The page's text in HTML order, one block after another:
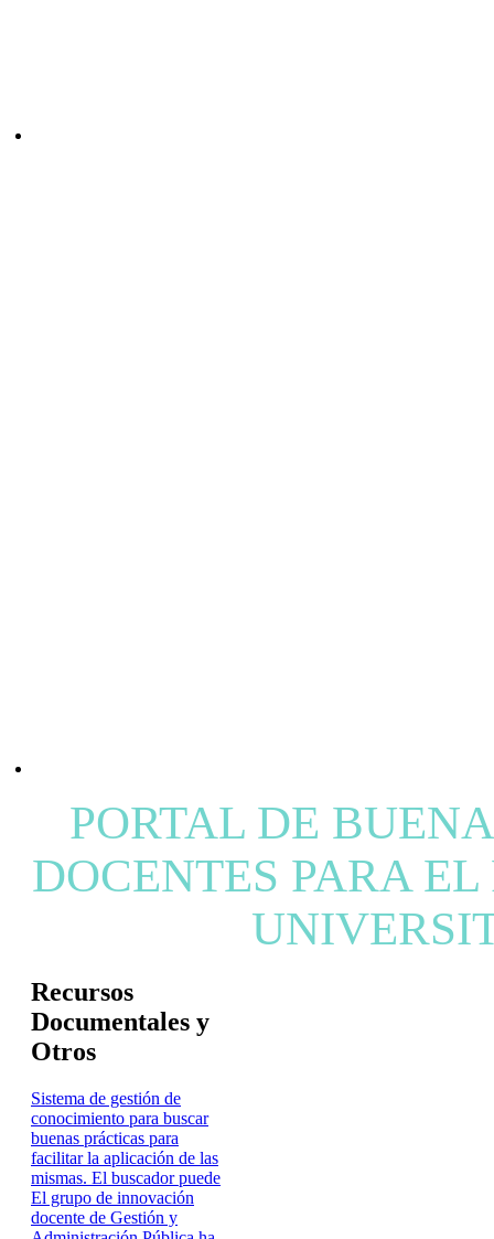
PORTAL DE
DOCENTES PARA
Recursos
Documentales y
Otros
Sistema de gestión de
conocimiento para buscar
buenas prácticas para
facilitar la aplicación de las
mismas. El buscador puede
El grupo de innovación
docente de Gestión y